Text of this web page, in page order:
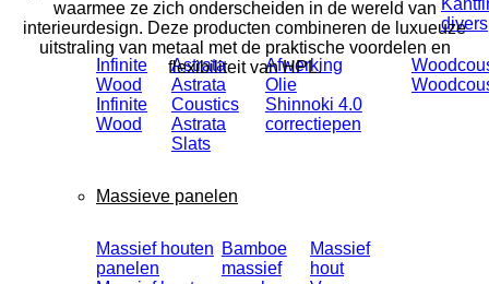
divers
Infinite
Wood
Infinite
Wood
Astrata
Astrata
Coustics
Astrata
Slats
Afwerking
Olie
Shinnoki 4.0
correctiepen
Massieve panelen
Massief houten
panelen
Bamboe
massief
Massief
hout
waarmee ze zich onderscheiden in de wereld van
interieurdesign. Deze producten combineren de luxueuze
uitstraling van metaal met de praktische voordelen en
flexibiliteit van HPL.